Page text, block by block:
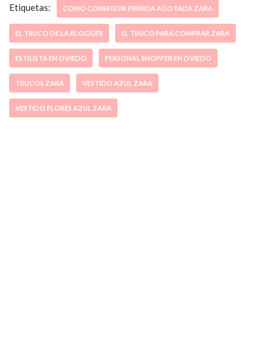
Etiquetas: COMO CONSEGUIR PRENDA AGOTADA ZARA
EL TRUCO DE LA BLOGGER EL TRUCO PARA COMPRAR ZARA
ESTILISTA EN OVIEDO PERSONAL SHOPPER EN OVIEDO
TRUCOS ZARA VESTIDO AZUL ZARA
VESTIDO FLORES AZUL ZARA